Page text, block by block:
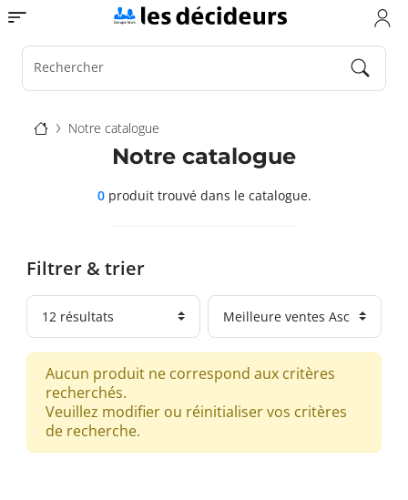
Aller
au
contenu
principal
Toggle navigation
Rechercher
Fil
d'Ariane
Notre catalogue
Filtrer & trier
Notre catalogue
0produit trouvédans le catalogue.
Aucun produit ne correspond aux critères
recherchés.
Veuillez modifier ou réinitialiser vos critères
de recherche.